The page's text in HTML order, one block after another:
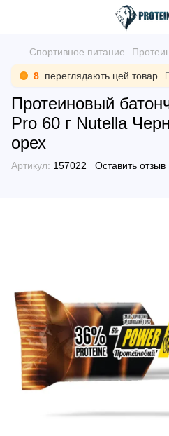
Спортивное питание
7 переглядають цей товар
Протеиновый
Pro 60 г Nutella
орех
Артикул: 157022 Оставить отзыв